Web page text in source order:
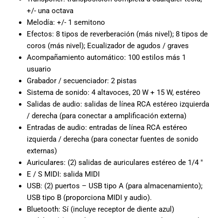
especiales
clientes. Ven a
visitarnos en
nuestra tienda
física en Quito,
compra en
línea a través
de nuestra
página web y
recibe tu
pedido en la
comodidad de
¡Descubre el
mundo de la
música con
Import Music
Ecuador!
+/- una octava
Melodía: +/- 1 semitono
Efectos: 8 tipos de reverberación (más nivel); 8 tipos de
coros (más nivel); Ecualizador de agudos / graves
Acompañamiento automático: 100 estilos más 1
usuario
Grabador / secuenciador: 2 pistas
Sistema de sonido: 4 altavoces, 20 W + 15 W, estéreo
Salidas de audio: salidas de línea RCA estéreo izquierda
/ derecha (para conectar a amplificación externa)
Entradas de audio: entradas de línea RCA estéreo
izquierda / derecha (para conectar fuentes de sonido
externas)
Auriculares: (2) salidas de auriculares estéreo de 1/4 ″
E / S MIDI: salida MIDI
USB: (2) puertos – USB tipo A (para almacenamiento);
USB tipo B (proporciona MIDI y audio).
Bluetooth: Sí (incluye receptor de diente azul)